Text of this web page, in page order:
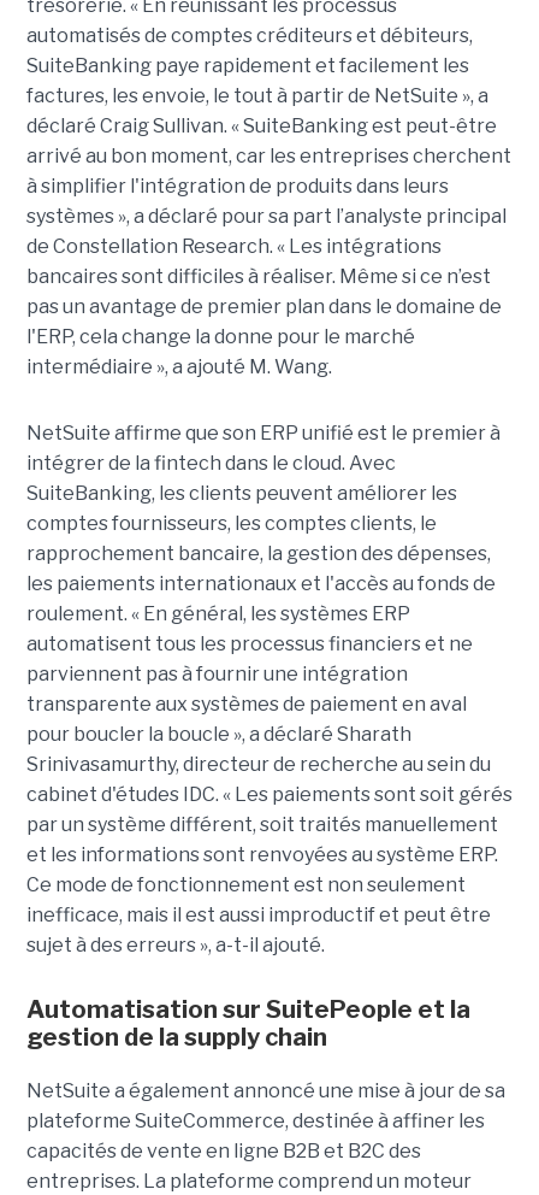
trésorerie. « En réunissant les processus
automatisés de comptes créditeurs et débiteurs,
SuiteBanking paye rapidement et facilement les
factures, les envoie, le tout à partir de NetSuite », a
déclaré Craig Sullivan. « SuiteBanking est peut-être
arrivé au bon moment, car les entreprises cherchent
à simplifier l'intégration de produits dans leurs
systèmes », a déclaré pour sa part l’analyste principal
de Constellation Research. « Les intégrations
bancaires sont difficiles à réaliser. Même si ce n’est
pas un avantage de premier plan dans le domaine de
l'ERP, cela change la donne pour le marché
intermédiaire », a ajouté M. Wang.
NetSuite affirme que son ERP unifié est le premier à
intégrer de la fintech dans le cloud. Avec
SuiteBanking, les clients peuvent améliorer les
comptes fournisseurs, les comptes clients, le
rapprochement bancaire, la gestion des dépenses,
les paiements internationaux et l'accès au fonds de
roulement. « En général, les systèmes ERP
automatisent tous les processus financiers et ne
parviennent pas à fournir une intégration
transparente aux systèmes de paiement en aval
pour boucler la boucle », a déclaré Sharath
Srinivasamurthy, directeur de recherche au sein du
cabinet d'études IDC. « Les paiements sont soit gérés
par un système différent, soit traités manuellement
et les informations sont renvoyées au système ERP.
Ce mode de fonctionnement est non seulement
inefficace, mais il est aussi improductif et peut être
sujet à des erreurs », a-t-il ajouté.
Automatisation sur SuitePeople et la
gestion de la supply chain
NetSuite a également annoncé une mise à jour de sa
plateforme SuiteCommerce, destinée à affiner les
capacités de vente en ligne B2B et B2C des
entreprises. La plateforme comprend un moteur